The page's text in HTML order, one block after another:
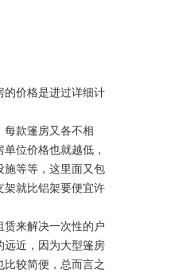
的价格是进过详细计
款篷房又各不相
位价格也就越低，
施等等，这里面又包
架就比铝架要便宜许
赁来解决一次性的户
远近，因为大型篷房
较简便，总而言之